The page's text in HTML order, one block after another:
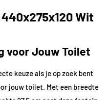
Wit
voor Jouw Toilet
keuze als je op zoek bent
jouw toilet. Met een breedte